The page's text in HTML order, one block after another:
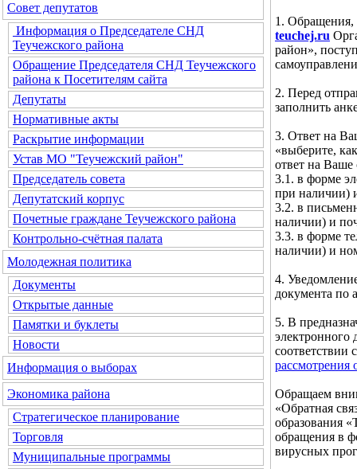
Совет депутатов
Информация о Председателе СНД
Теучежского района
Обращение Председателя СНД Теучежского
района к Посетителям сайта
Депутаты
Нормативные акты
Раскрытие информации
Устав МО "Теучежский район"
Председатель совета
Депутатский корпус
Почетные граждане Теучежского района
Контрольно-счётная палата
Молодежная политика
Документы
Открытые данные
Памятки и буклеты
Новости
Информация о выборах
Экономика района
Стратегическое планирование
Торговля
Муниципальные программы
1. Обращения,
teuchej.ru
район»,
2. Перед
заполнить
3. Ответ на
«выберите,
ответ на
3.1. в форме
при наличии)
3.2. в
наличии) и
3.3. в форме
наличии) и
4.
документа по
5. В
электронного
соответствии
Обращаем
«Обратная
образования
обращения в
вирусных